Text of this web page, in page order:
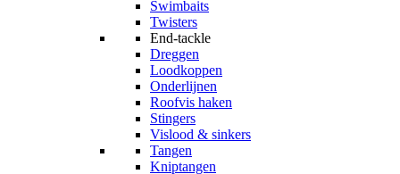
Swimbaits
Twisters
End-tackle
Dreggen
Loodkoppen
Onderlijnen
Roofvis haken
Stingers
Vislood & sinkers
Tangen
Kniptangen